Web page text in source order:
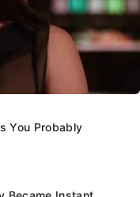
You Probably